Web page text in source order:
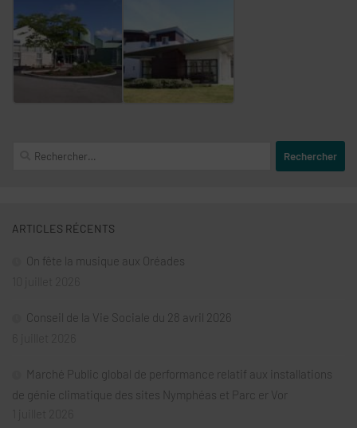
Rechercher :
ARTICLES RÉCENTS
On fête la musique aux Oréades
Conseil de la Vie Sociale du 28 avril 2026
Marché Public global de performance relatif aux installations
de génie climatique des sites Nymphéas et Parc er Vor